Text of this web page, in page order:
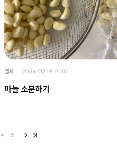
헬로 2026.07.19 17:30
마늘 소분하기
4 5